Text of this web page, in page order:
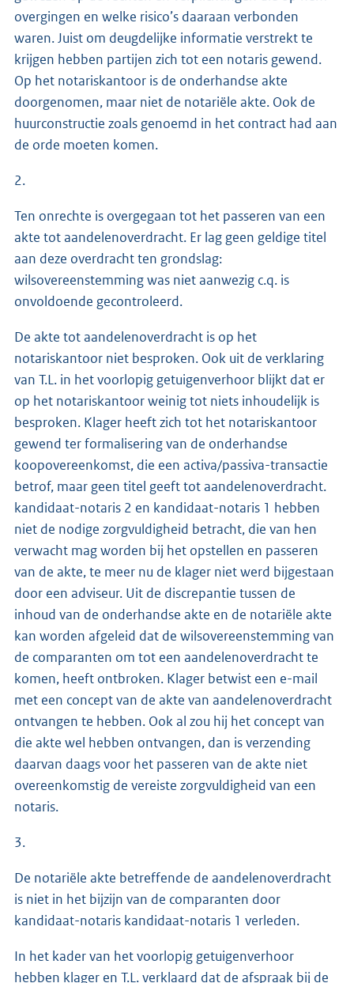
overgingen en welke risico’s daaraan verbonden
waren. Juist om deugdelijke informatie verstrekt te
krijgen hebben partijen zich tot een notaris gewend.
Op het notariskantoor is de onderhandse akte
doorgenomen, maar niet de notariële akte. Ook de
huurconstructie zoals genoemd in het contract had aan
de orde moeten komen.
2.
Ten onrechte is overgegaan tot het passeren van een
akte tot aandelenoverdracht. Er lag geen geldige titel
aan deze overdracht ten grondslag:
wilsovereenstemming was niet aanwezig c.q. is
onvoldoende gecontroleerd.
De akte tot aandelenoverdracht is op het
notariskantoor niet besproken. Ook uit de verklaring
van T.L. in het voorlopig getuigenverhoor blijkt dat er
op het notariskantoor weinig tot niets inhoudelijk is
besproken. Klager heeft zich tot het notariskantoor
gewend ter formalisering van de onderhandse
koopovereenkomst, die een activa/passiva-transactie
betrof, maar geen titel geeft tot aandelenoverdracht.
kandidaat-notaris 2 en kandidaat-notaris 1 hebben
niet de nodige zorgvuldigheid betracht, die van hen
verwacht mag worden bij het opstellen en passeren
van de akte, te meer nu de klager niet werd bijgestaan
door een adviseur. Uit de discrepantie tussen de
inhoud van de onderhandse akte en de notariële akte
kan worden afgeleid dat de wilsovereenstemming van
de comparanten om tot een aandelenoverdracht te
komen, heeft ontbroken. Klager betwist een e-mail
met een concept van de akte van aandelenoverdracht
ontvangen te hebben. Ook al zou hij het concept van
die akte wel hebben ontvangen, dan is verzending
daarvan daags voor het passeren van de akte niet
overeenkomstig de vereiste zorgvuldigheid van een
notaris.
3.
De notariële akte betreffende de aandelenoverdracht
is niet in het bijzijn van de comparanten door
kandidaat-notaris kandidaat-notaris 1 verleden.
In het kader van het voorlopig getuigenverhoor
hebben klager en T.L. verklaard dat de afspraak bij de